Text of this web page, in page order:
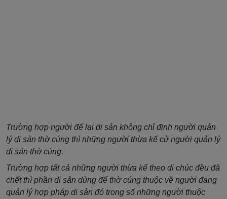
Trường hợp người để lại di sản không chỉ định người quản
lý di sản thờ cúng thì những người thừa kế cử người quản lý
di sản thờ cúng.
Trường hợp tất cả những người thừa kế theo di chúc đều đã
chết thì phần di sản dùng để thờ cúng thuộc về người đang
quản lý hợp pháp di sản đó trong số những người thuộc